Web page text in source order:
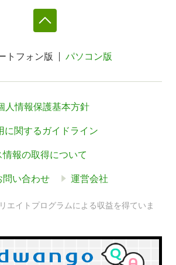
トフォン版 パソコン版
人情報保護基本方針
に関するガイドライン
報の取得について
問い合わせ 運営会社
エイトプログラムによる収益を得ていま